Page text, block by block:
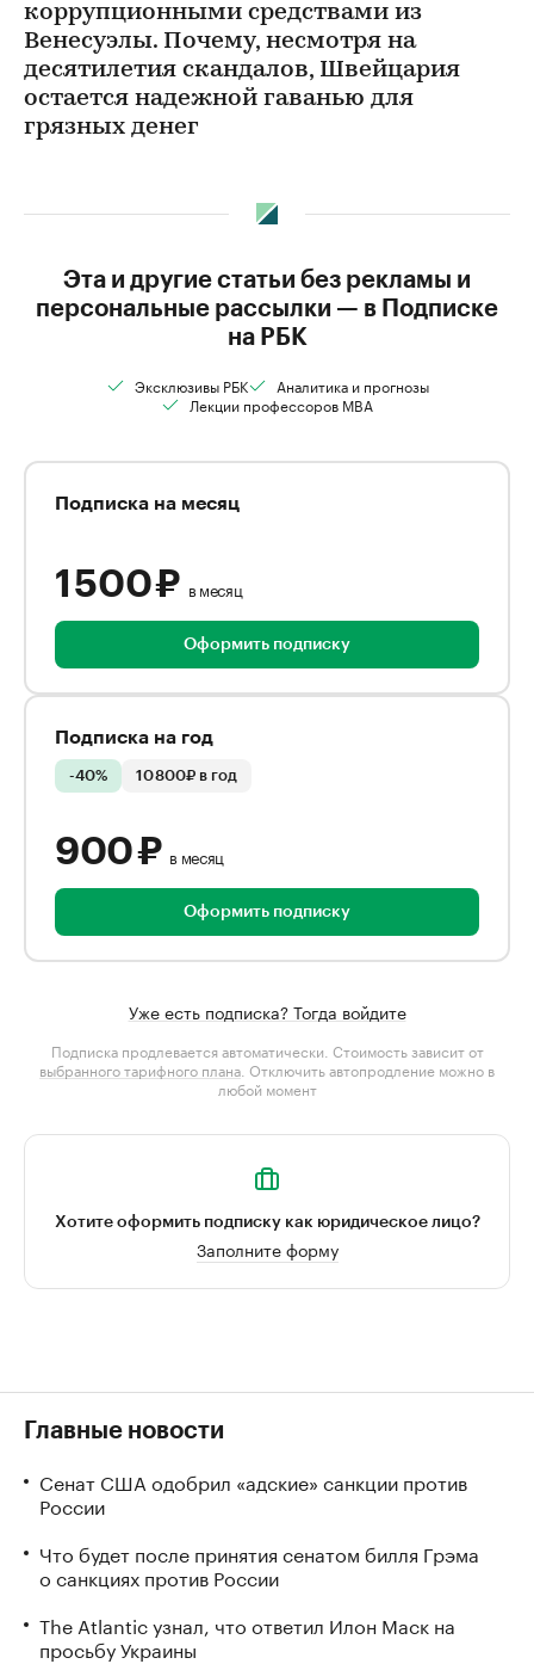
коррупционными средствами из
Венесуэлы. Почему, несмотря на
десятилетия скандалов, Швейцария
остается надежной гаванью для
грязных денег
Эта и другие статьи без рекламы и
персональные рассылки — в Подписке
на РБК
Эксклюзивы РБК
Аналитика и прогнозы
Лекции профессоров MBA
Подписка на месяц
1 500 ₽ в месяц
Оформить подписку
Подписка на год
-40% 10 800₽ в год
900 ₽ в месяц
Оформить подписку
Уже есть подписка? Тогда войдите
Подписка продлевается автоматически. Стоимость зависит от
выбранного тарифного плана . Отключить автопродление можно в
любой момент
Хотите оформить подписку как юридическое лицо?
Заполните форму
Главные новости
Сенат США одобрил «адские» санкции против
России
Что будет после принятия сенатом билля Грэма
о санкциях против России
The Atlantic узнал, что ответил Илон Маск на
просьбу Украины